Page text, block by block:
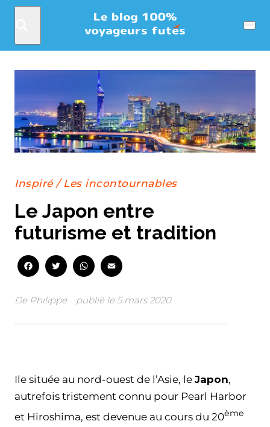
Menu
Inspiré/ Les incontournables
Le Japon entre
futurisme et tradition
FacebookTwitterWhatsApp
De Philippe publié le 5 mars 2020
Ile située au nord-ouest de l’Asie, le Japon,
autrefois tristement connu pour Pearl Harbor
et Hiroshima, est devenue au cours du 20ème